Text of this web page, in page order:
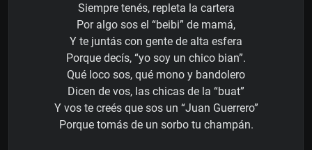
Siempre tenés, repleta la cartera
Por algo sos el “beibi” de mamá,
Y te juntás con gente de alta esfera
Porque decís, “yo soy un chico bian”.
Qué loco sos, qué mono y bandolero
Dicen de vos, las chicas de la “buat”
Y vos te creés que sos un “Juan Guerrero”
Porque tomás de un sorbo tu champán.